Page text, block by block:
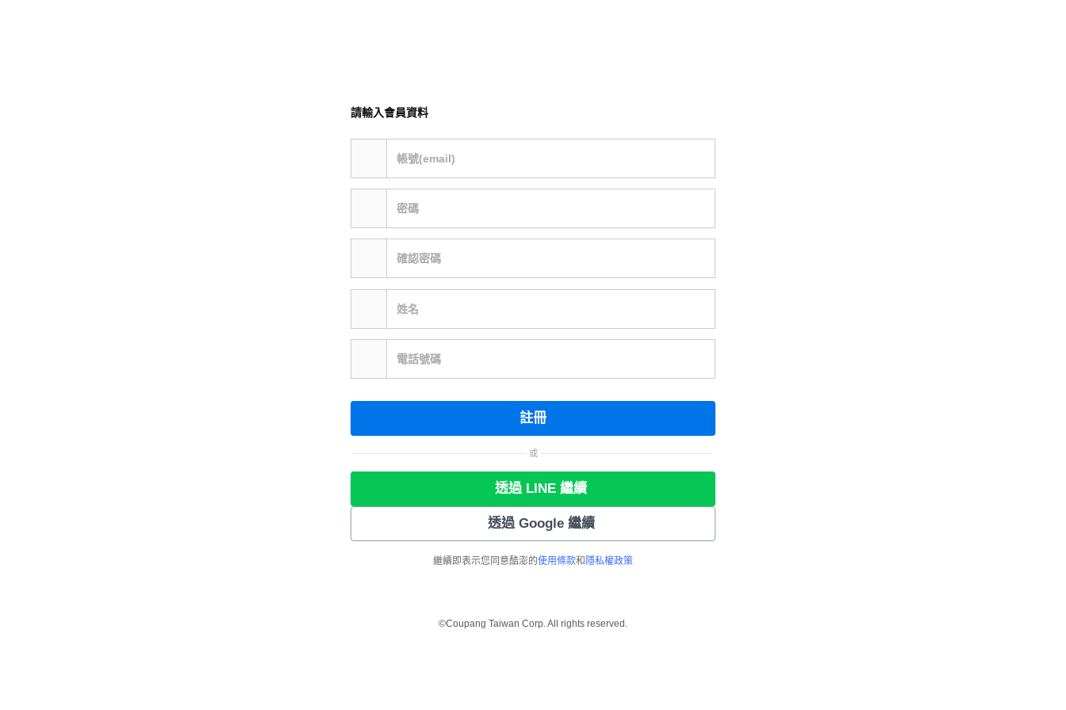
請輸入會員資料
帳號(email)
密碼
確認密碼
姓名
電話號碼
註冊
或
透過 LINE 繼續
透過 Google 繼續
繼續即表示您同意酷澎的使用條款和 隱私權政策
©Coupang Taiwan Corp. All rights reserved.